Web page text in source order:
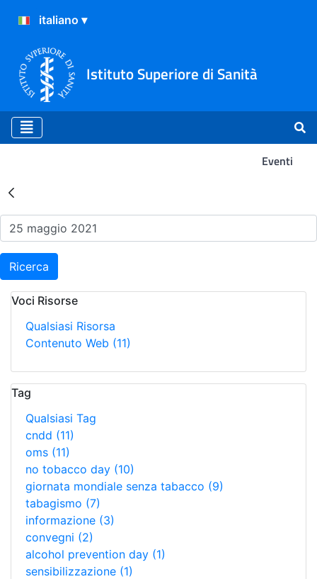
Istituto Superiore di Sanità
Eventi
Risultati della Ricerca -
Ricerca
Voci Risorse
Qualsiasi Risorsa
Contenuto Web (11)
Tag
Qualsiasi Tag
cndd (11)
oms (11)
no tobacco day (10)
giornata mondiale senza tabacco (9)
tabagismo (7)
informazione (3)
convegni (2)
alcohol prevention day (1)
sensibilizzazione (1)